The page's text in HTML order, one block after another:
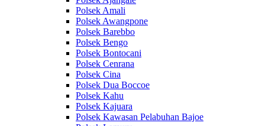
Polsek Amali
Polsek Awangpone
Polsek Barebbo
Polsek Bengo
Polsek Bontocani
Polsek Cenrana
Polsek Cina
Polsek Dua Boccoe
Polsek Kahu
Polsek Kajuara
Polsek Kawasan Pelabuhan Bajoe